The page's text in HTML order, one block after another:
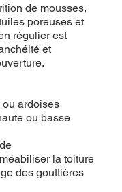
de mousses,
poreuses et
régulier est
et
ardoises
ou basse
la toiture
des gouttières